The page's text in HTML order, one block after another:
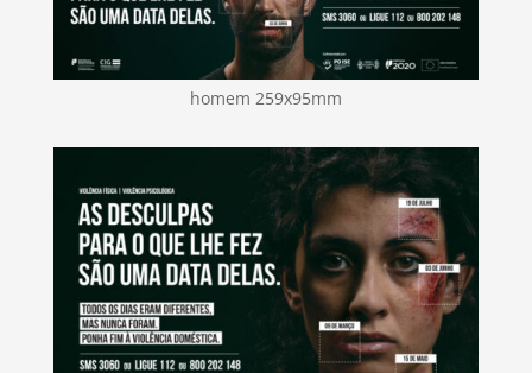
homem 259x95mm